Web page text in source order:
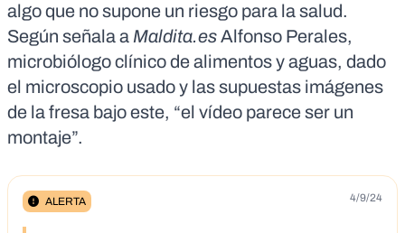
algo que no supone un riesgo para la salud.
Según señala a Maldita.esAlfonso Perales,
microbiólogo clínico de alimentos y aguas, dado
el microscopio usado y las supuestas imágenes
de la fresa bajo este, “el vídeo parece ser un
montaje”.
ALERTA 4/9/24